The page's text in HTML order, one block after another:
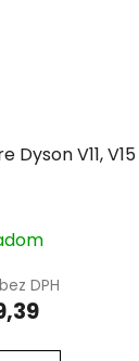
V11, V15
DPH